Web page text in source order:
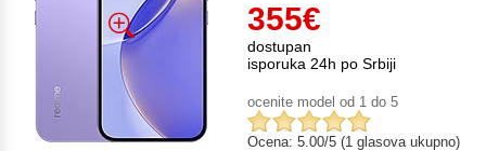
355€
dostupan
isporuka 24h po Srbiji
ocenite model od 1 do 5
Ocena: 5.00/5 (1 glasova ukupno)